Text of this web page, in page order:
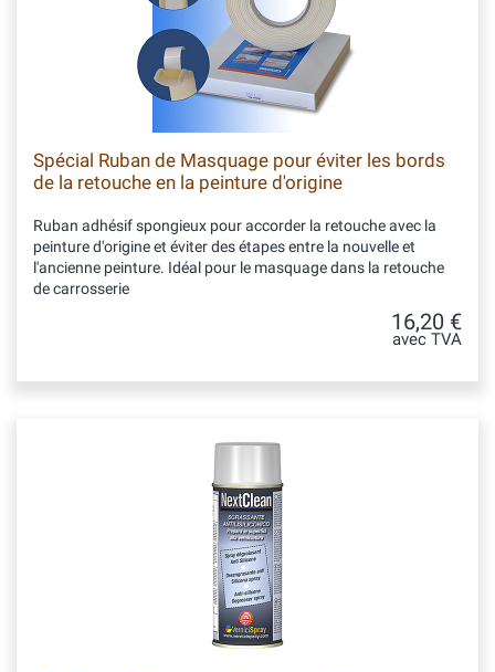
Spécial Ruban de Masquage pour éviter les bords
de la retouche en la peinture d'origine
Ruban adhésif spongieux pour accorder la retouche avec la
peinture d'origine et éviter des étapes entre la nouvelle et
l'ancienne peinture. Idéal pour le masquage dans la retouche
de carrosserie
16,20 €
avec TVA